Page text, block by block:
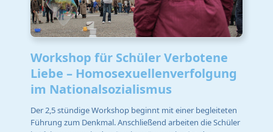
Workshop für Schüler Verbotene
Liebe – Homosexuellenverfolgung
im Nationalsozialismus
Der 2,5 stündige Workshop beginnt mit einer begleiteten
Führung zum Denkmal. Anschließend arbeiten die Schüler